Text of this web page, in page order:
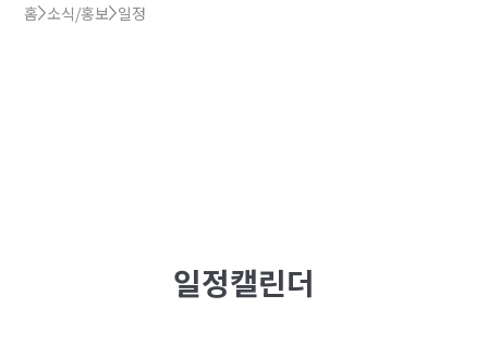
홈 소식/홍보 일정
일정캘린더